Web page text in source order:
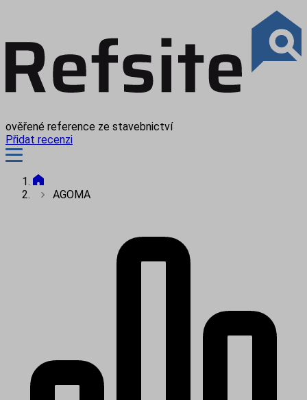
ověřené reference ze stavebnictví
Přidat recenzi
AGOMA